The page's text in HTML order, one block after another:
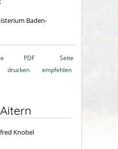
Baden-
PDF
drucken
Seite
empfehlen
Knobel